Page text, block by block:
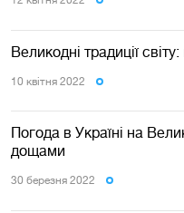
Великодні традиції
10 квiтня 2022
Погода в Україні на
дощами
30 березня 2022